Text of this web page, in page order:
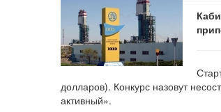
долларов). Конкурс назовут
активный».